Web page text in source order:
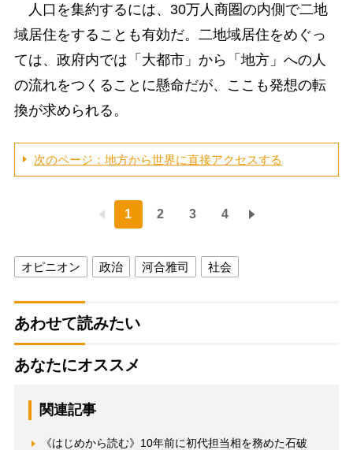
人口を集約するには、30万人商圏の内側で二地
域居住をすることも有効だ。二地域居住をめぐっ
ては、政府内では「大都市」から「地方」への人
の流れをつくることに懸命だが、ここも発想の転
換が求められる。
次のページ：地方から世界に直接アクセスする
1 2 3 4
オピニオン 政治 河合雅司 社会
あわせて読みたい
あなたにオススメ
関連記事
《はじめから読む》10年前に初代担当相を務めた石破